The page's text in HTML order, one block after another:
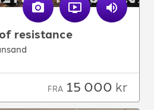
resistance
FRA 15 000 kr